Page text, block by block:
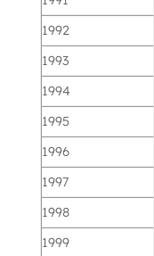
1992
1993
1994
1995
1996
1997
1998
1999